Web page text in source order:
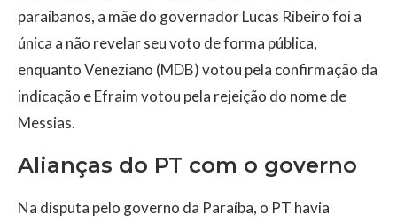
paraibanos, a mãe do governador Lucas Ribeiro foi a
única a não revelar seu voto de forma pública,
enquanto Veneziano (MDB) votou pela confirmação da
indicação e Efraim votou pela rejeição do nome de
Messias.
Alianças do PT com o governo
Na disputa pelo governo da Paraíba, o PT havia